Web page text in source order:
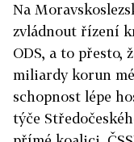
Na
zvládnout řízení
ODS, a to přesto,
miliardy korun
schopnost lépe
týče